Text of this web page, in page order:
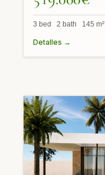
3 bed 2 bath 145 m²
Detalles →